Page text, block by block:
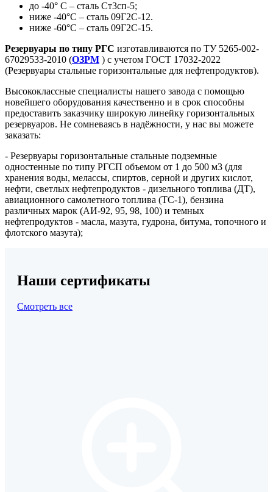
до -40° С – сталь Ст3сп-5;
ниже -40°С – сталь 09Г2С-12.
ниже -60°С – сталь 09Г2С-15.
Резервуары по типу РГС изготавливаются по ТУ 5265-002-
67029533-2010 (ОЗРМ ) с учетом ГОСТ 17032-2022
(Резервуары стальные горизонтальные для нефтепродуктов).
Высококлассные специалисты нашего завода с помощью
новейшего оборудования качественно и в срок способны
предоставить заказчику широкую линейку горизонтальных
резервуаров. Не сомневаясь в надёжности, у нас вы можете
заказать:
- Резервуары горизонтальные стальные подземные
одностенные по типу РГСП объемом от 1 до 500 м3 (для
хранения воды, мелассы, спиртов, серной и других кислот,
нефти, светлых нефтепродуктов - дизельного топлива (ДТ),
авиационного самолетного топлива (ТС-1), бензина
различных марок (АИ-92, 95, 98, 100) и темных
нефтепродуктов - масла, мазута, гудрона, битума, топочного и
флотского мазута);
Наши сертификаты
Смотреть все